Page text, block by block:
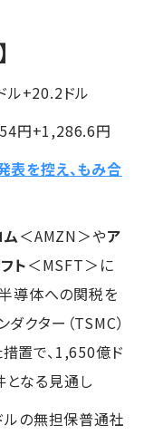
+20.2ドル
円+1,286.6円
を控え、もみ合
ム＜AMZN＞やア
ト＜MSFT＞に
導体への関税を
クター（TSMC）
置で、1,650億ド
なる見通し
ルの無担保普通社